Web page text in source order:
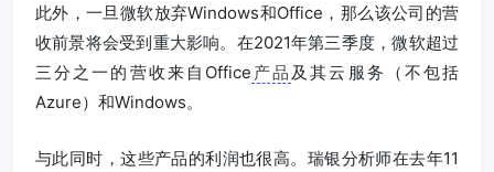
此外，一旦微软放弃Windows和Office，那么该公司的营
收前景将会受到重大影响。在2021年第三季度，微软超过
三分之一的营收来自Office 产品 及其云服务（不包括
Azure）和Windows。
与此同时，这些产品的利润也很高。瑞银分析师在去年11